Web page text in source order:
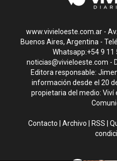
www.vivieloeste.com.ar -
Buenos Aires, Argentina -
Whatsapp:+54 9 11
noticias@vivieloeste.com -
Editora responsable:
información desde el 20
propietaria del medio: Viví
Contacto |Archivo RSS |